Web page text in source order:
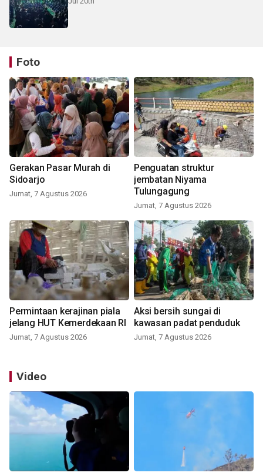
Foto
Gerakan Pasar Murah di
Sidoarjo
Jumat, 7 Agustus 2026
Penguatan struktur
jembatan Niyama
Tulungagung
Jumat, 7 Agustus 2026
Permintaan kerajinan piala
jelang HUT Kemerdekaan RI
Jumat, 7 Agustus 2026
Aksi bersih sungai di
kawasan padat penduduk
Jumat, 7 Agustus 2026
Video